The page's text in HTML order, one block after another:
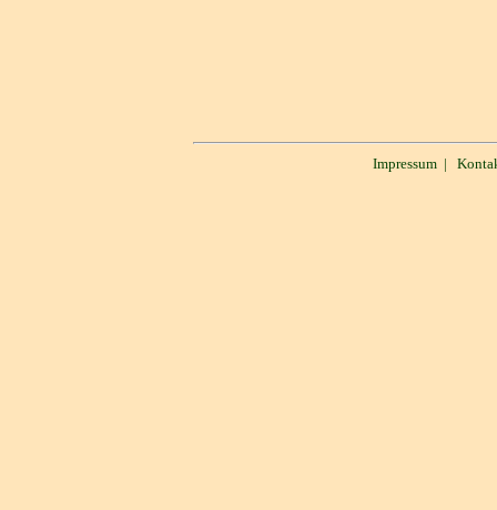
Impressum|